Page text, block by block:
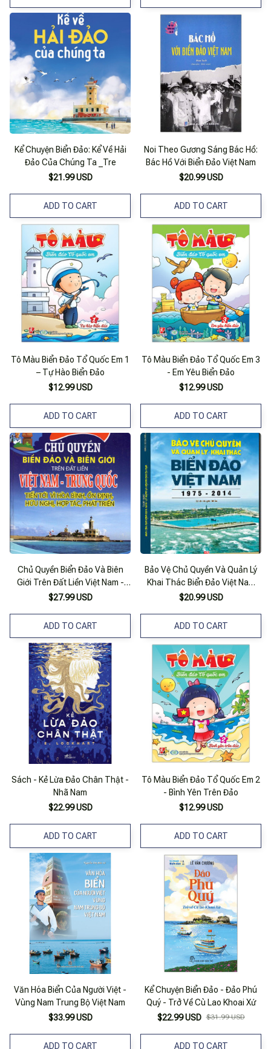
Kể Chuyện Biển Đảo: Kể Về Hải
Đảo Của Chúng Ta _Tre
$21.99 USD
ADD TO CART
Noi Theo Gương Sáng Bác Hồ:
Bác Hồ Với Biển Đảo Việt Nam
$20.99 USD
ADD TO CART
Tô Màu Biển Đảo Tổ Quốc Em 1
– Tự Hào Biển Đảo
$12.99 USD
ADD TO CART
Tô Màu Biển Đảo Tổ Quốc Em 3
- Em Yêu Biển Đảo
$12.99 USD
ADD TO CART
Chủ Quyền Biển Đảo Và Biên
Giới Trên Đất Liền Việt Nam -
Trung Quốc
$27.99 USD
ADD TO CART
Bảo Vệ Chủ Quyền Và Quản Lý
Khai Thác Biển Đảo Việt Nam
(1975-2014)
$20.99 USD
ADD TO CART
Sách - Kẻ Lừa Đảo Chân Thật -
Nhã Nam
$22.99 USD
ADD TO CART
Tô Màu Biển Đảo Tổ Quốc Em 2
- Bình Yên Trên Đảo
$12.99 USD
ADD TO CART
Văn Hóa Biển Của Người Việt -
Vùng Nam Trung Bộ Việt Nam
$33.99 USD
ADD TO CART
Kể Chuyện Biển Đảo - Đảo Phú
Quý - Trở Về Cù Lao Khoai Xứ
$22.99 USD $31.99 USD
ADD TO CART